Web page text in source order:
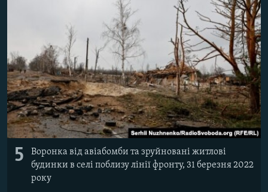
5
Воронка від авіабомби та зруйновані житлові
будинки в селі поблизу лінії фронту, 31 березня 2022
року